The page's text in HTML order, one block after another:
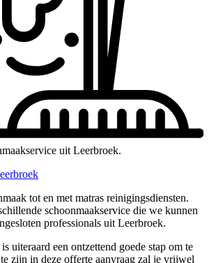
uit Leerbroek.
tot en met matras reinigingsdiensten.
schoonmaakservice die we kunnen
professionals uit Leerbroek.
uiteraard een ontzettend goede stap om te
zijn in deze offerte aanvraag zal je vrijwel